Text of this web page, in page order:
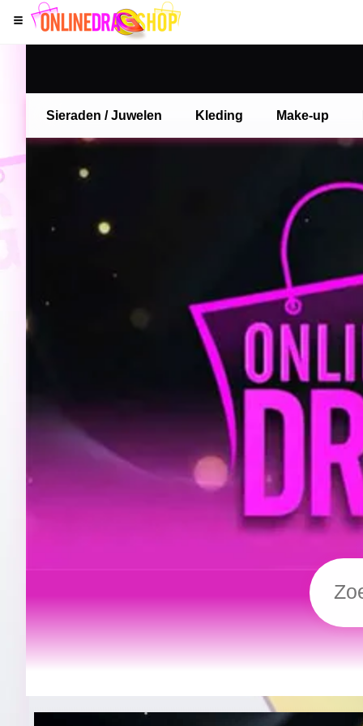
Sieraden / Juwelen Kleding Make-up